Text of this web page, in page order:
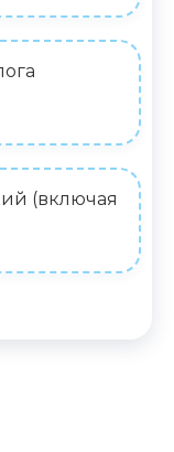
(включая